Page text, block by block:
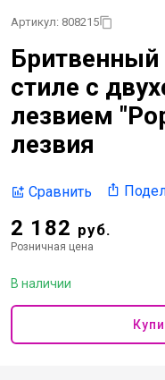
Артикул: 808215
Бритвенный
стиле с
лезвием
лезвия
Сравнить
2 182 руб.
Розничная цена
В наличии